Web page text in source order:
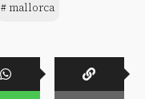
# mallorca